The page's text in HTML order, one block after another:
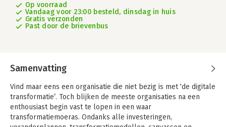
Op voorraad
Vandaag voor 23:00 besteld, dinsdag in huis
Gratis verzonden
Past door de brievenbus
Samenvatting
Vind maar eens een organisatie die niet bezig is met ‘de digitale
transformatie’. Toch blijken de meeste organisaties na een
enthousiast begin vast te lopen in een waar
transformatiemoeras. Ondanks alle investeringen,